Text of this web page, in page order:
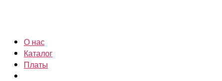
О нас
Каталог
Платы